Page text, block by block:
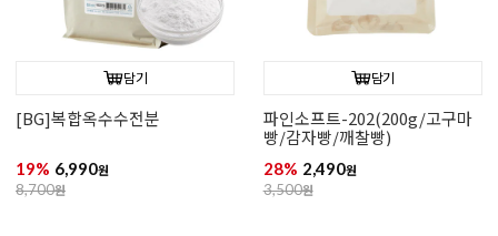
담기
[BG]복합옥수수전분
19% 6,990원
8,700원
담기
파인소프트-202(200g/고구마
빵/감자빵/깨찰빵)
28% 2,490원
3,500원